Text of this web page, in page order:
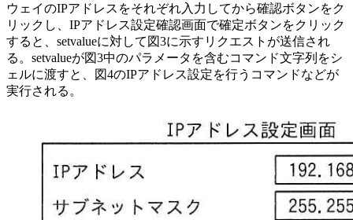
ウェイのIPアドレスをそれぞれ入力してから確認ボタンをク
リックし、IPアドレス設定確認画面で確定ボタンをクリック
すると、setvalueに対して図3に示すリクエストが送信され
る。setvalueが図3中のパラメータを含むコマンド文字列をシ
ェルに渡すと、図4のIPアドレス設定を行うコマンドなどが
実行される。